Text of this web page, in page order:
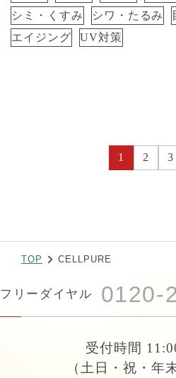
シミ・くすみ
シワ・たるみ
エイジング
UV対策
1 2 3
TOP CELLPURE
フリーダイヤル 0120-
受付時間
（土日・祝・年